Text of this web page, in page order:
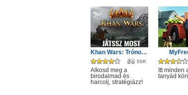
Khan Wars: Trónok harca
50K
Alkosd meg a
birodalmad és
harcolj, stratégiázz!
Itt minden
tanyád